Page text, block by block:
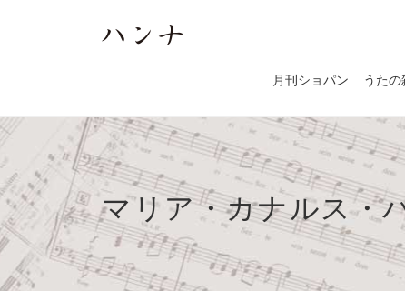
月刊ショパン うた
マリア・カナルス・